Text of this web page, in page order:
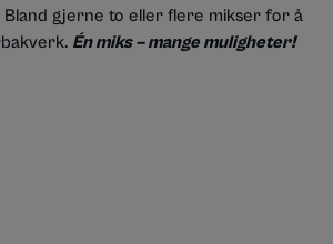
Bland gjerne to eller flere mikser for å
Én miks – mange muligheter!